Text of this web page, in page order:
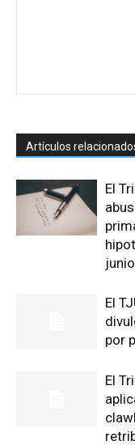
Artículos
El
El
por
El